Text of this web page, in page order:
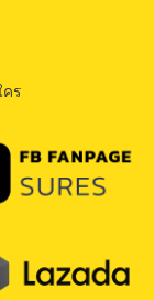
คร